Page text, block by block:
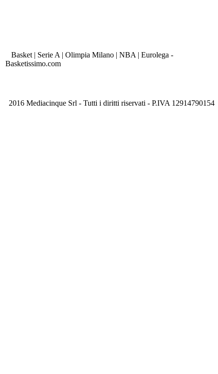
Basket | Serie A | Olimpia Milano | NBA | Eurolega -
Basketissimo.com
2016 Mediacinque Srl - Tutti i diritti riservati - P.IVA 12914790154